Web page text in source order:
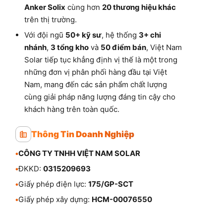
Anker Solix cùng hơn 20 thương hiệu khác
trên thị trường.
Với đội ngũ 50+ kỹ sư, hệ thống 3+ chi
nhánh, 3 tổng kho và 50 điểm bán, Việt Nam
Solar tiếp tục khẳng định vị thế là một trong
những đơn vị phân phối hàng đầu tại Việt
Nam, mang đến các sản phẩm chất lượng
cùng giải pháp năng lượng đáng tin cậy cho
khách hàng trên toàn quốc.
Thông Tin Doanh Nghiệp
•CÔNG TY TNHH VIỆT NAM SOLAR
•ĐKKD: 0315209693
•Giấy phép điện lực: 175/GP-SCT
•Giấy phép xây dựng: HCM-00076550